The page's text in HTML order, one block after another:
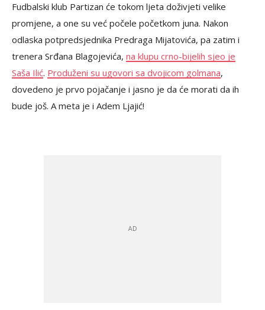
Fudbalski klub Partizan će tokom ljeta doživjeti velike
promjene, a one su već počele početkom juna. Nakon
odlaska potpredsjednika Predraga Mijatovića, pa zatim i
trenera Srđana Blagojevića, na klupu crno-bijelih sjeo je
Saša Ilić. Produženi su ugovori sa dvojicom golmana,
dovedeno je prvo pojačanje i jasno je da će morati da ih
bude još. A meta je i Adem Ljajić!